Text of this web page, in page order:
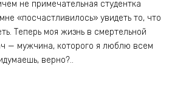
не примечательная студентка
«посчастливилось» увидеть то, что
Теперь моя жизнь в смертельной
— мужчина, которого я люблю всем
верно?..